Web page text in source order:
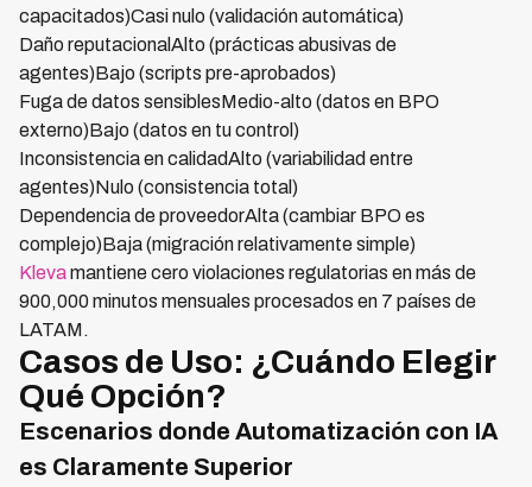
capacitados)Casi nulo (validación automática)
Daño reputacionalAlto (prácticas abusivas de
agentes)Bajo (scripts pre-aprobados)
Fuga de datos sensiblesMedio-alto (datos en BPO
externo)Bajo (datos en tu control)
Inconsistencia en calidadAlto (variabilidad entre
agentes)Nulo (consistencia total)
Dependencia de proveedorAlta (cambiar BPO es
complejo)Baja (migración relativamente simple)
Klevamantiene cero violaciones regulatorias en más de
900,000 minutos mensuales procesados en 7 países de
LATAM.
Casos de Uso: ¿Cuándo Elegir
Qué Opción?
Escenarios donde Automatización con IA
es Claramente Superior